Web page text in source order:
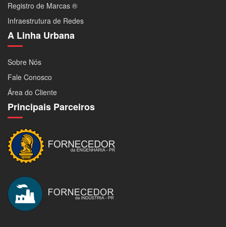
Registro de Marcas ®
Infraestrutura de Redes
A Linha Urbana
Sobre Nós
Fale Conosco
Área do Cliente
Principais Parceiros